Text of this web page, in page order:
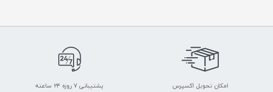
امکان تحویل اکسپرس پشتیبانی ۷ روزه ۲۴ ساعته